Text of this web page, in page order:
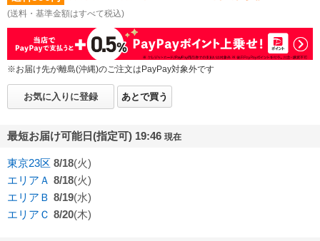
(送料・基準金額はすべて税込)
※お届け先が離島(沖縄)のご注文はPayPay対象外です
お気に入りに登録 あとで買う
最短お届け可能日(指定可) 19:46 現在
東京23区 8/18(火)
エリアＡ 8/18(火)
エリアＢ 8/19(水)
エリアＣ 8/20(木)